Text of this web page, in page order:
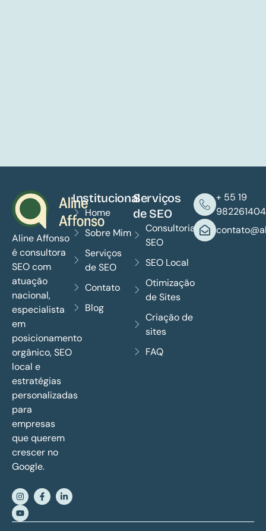
Aline Affonso
é consultora
SEO com
atuação
nacional,
especialista
em
posicionamento
orgânico, SEO
local e
estratégias
personalizadas
para
empresas
que querem
crescer no
Google.
Institucional
Home
Sobre Mim
Serviços
de SEO
Contato
Blog
Serviços
de SEO
Consultoria
SEO
SEO Local
Otimização
de Sites
Criação de
sites
FAQ
+ 55 19
982261404